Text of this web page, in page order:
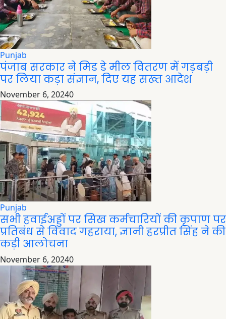
Punjab
पंजाब सरकार ने मिड डे मील वितरण में गड़बड़ी
पर लिया कड़ा संज्ञान, दिए यह सख्त आदेश
November 6, 20240
Punjab
सभी हवाईअड्डों पर सिख कर्मचारियों की कृपाण पर
प्रतिबंध से विवाद गहराया, ज्ञानी हरप्रीत सिंह ने की
कड़ी आलोचना
November 6, 20240